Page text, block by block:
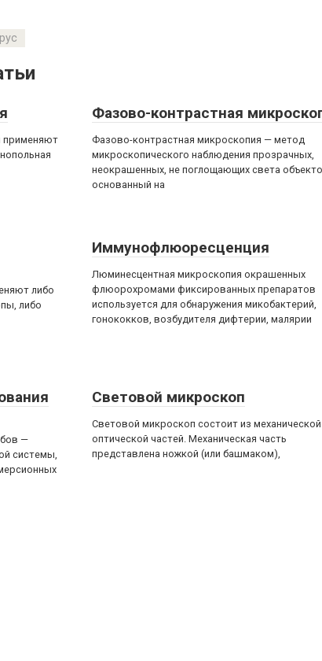
применяют
Фазово-контрастная
Фазово-контрастная микроскопия — метод
микроскопического наблюдения прозрачных,
неокрашенных, не поглощающих света
основанный на
либо
либо
Иммунофлюоресценция
Люминесцентная микроскопия окрашенных
флюорохромами фиксированных препаратов
используется для обнаружения микобактерий,
гонококков, возбудителя дифтерии, малярии
—
системы,
Световой микроскоп
Световой микроскоп состоит из механической
оптической частей. Механическая часть
представлена ножкой (или башмаком),